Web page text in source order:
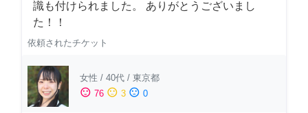
識も付けられました。 ありがとうございまし
た！！
依頼されたチケット
女性 / 40代 / 東京都
sentiment_satisfied 76 sentiment_neutral 3 sentiment_dissatisfied 0